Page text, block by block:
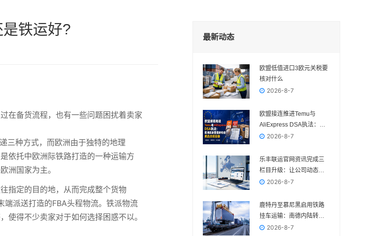
铁运好?
在备货流程，也有一些问题困扰着卖家
三种方式，而欧洲由于独特的地理
依托中欧洲际铁路打造的一种运输方
洲国家为主。
指定的目的地，从而完成整个货物
派送打造的FBA头程物流。铁派物流
使得不少卖家对于如何选择困惑不以。
最新动态
欧盟低值进口3欧元关税要
核对什么
2026-8-7
欧盟接连推进Temu与
AliExpress DSA执法：欧
洲卖家要重新检查商品合
2026-8-7
乐丰联运官网资讯完成三
栏目升级：让公司动态、
电商政策与物流变化各归
2026-8-7
鹿特丹至慕尼黑启用铁路
挂车运输：南德内陆转运
多一种组合方案
2026-8-7